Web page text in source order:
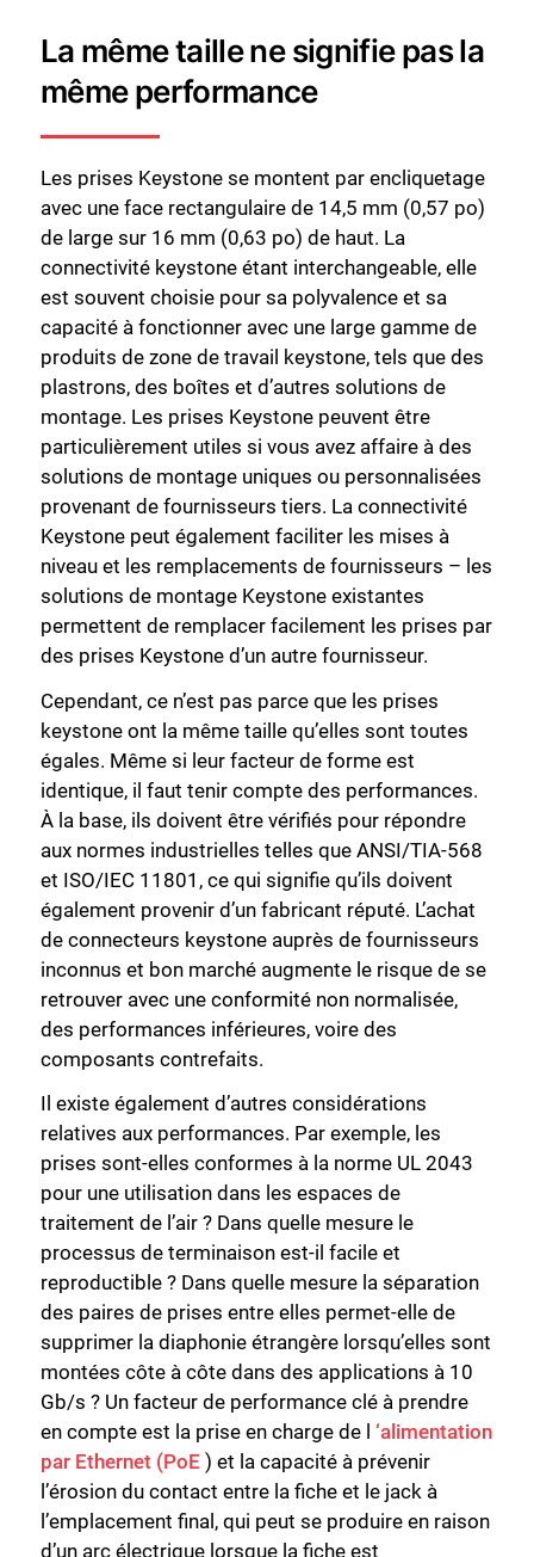
La même taille ne signifie pas la
même performance
Les prises Keystone se montent par encliquetage
avec une face rectangulaire de 14,5 mm (0,57 po)
de large sur 16 mm (0,63 po) de haut. La
connectivité keystone étant interchangeable, elle
est souvent choisie pour sa polyvalence et sa
capacité à fonctionner avec une large gamme de
produits de zone de travail keystone, tels que des
plastrons, des boîtes et d’autres solutions de
montage. Les prises Keystone peuvent être
particulièrement utiles si vous avez affaire à des
solutions de montage uniques ou personnalisées
provenant de fournisseurs tiers. La connectivité
Keystone peut également faciliter les mises à
niveau et les remplacements de fournisseurs – les
solutions de montage Keystone existantes
permettent de remplacer facilement les prises par
des prises Keystone d’un autre fournisseur.
Cependant, ce n’est pas parce que les prises
keystone ont la même taille qu’elles sont toutes
égales. Même si leur facteur de forme est
identique, il faut tenir compte des performances.
À la base, ils doivent être vérifiés pour répondre
aux normes industrielles telles que ANSI/TIA-568
et ISO/IEC 11801, ce qui signifie qu’ils doivent
également provenir d’un fabricant réputé. L’achat
de connecteurs keystone auprès de fournisseurs
inconnus et bon marché augmente le risque de se
retrouver avec une conformité non normalisée,
des performances inférieures, voire des
composants contrefaits.
Il existe également d’autres considérations
relatives aux performances. Par exemple, les
prises sont-elles conformes à la norme UL 2043
pour une utilisation dans les espaces de
traitement de l’air ? Dans quelle mesure le
processus de terminaison est-il facile et
reproductible ? Dans quelle mesure la séparation
des paires de prises entre elles permet-elle de
supprimer la diaphonie étrangère lorsqu’elles sont
montées côte à côte dans des applications à 10
Gb/s ? Un facteur de performance clé à prendre
en compte est la prise en charge de l ‘alimentation
par Ethernet (PoE ) et la capacité à prévenir
l’érosion du contact entre la fiche et le jack à
l’emplacement final, qui peut se produire en raison
d’un arc électrique lorsque la fiche est